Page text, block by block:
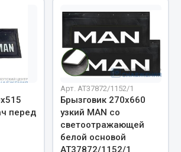
давления
электрика
перед
Арт. AT37872/1152/1
Брызговик 270х660
узкий MAN со
светоотражающей
белой основой
АТ37872/1152/1